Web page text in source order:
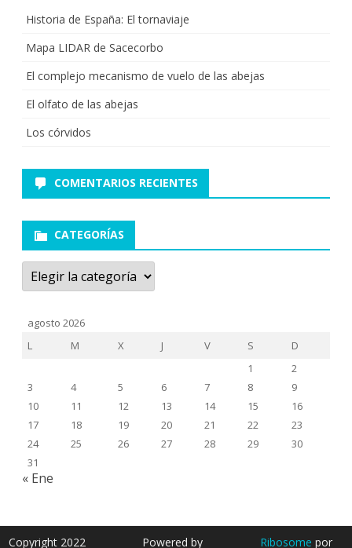
Historia de España: El tornaviaje
Mapa LIDAR de Sacecorbo
El complejo mecanismo de vuelo de las abejas
El olfato de las abejas
Los córvidos
COMENTARIOS RECIENTES
CATEGORÍAS
Categorías
agosto 2026
L
M X J V S
D
1
2
3
4 5 6 7 8
9
10
11 12 13 14 15
16
17
18 19 20 21 22
23
24
25 26 27 28 29
30
31
« Ene
Copyright 2022 Powered by Ribosome por